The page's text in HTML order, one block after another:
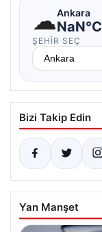
☁Ankara
NaN°C
ŞEHIR SEÇ
Bizi Takip Edin
Yan Manşet